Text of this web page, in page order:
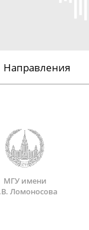
Направления
МГУ имени
Ломоносова